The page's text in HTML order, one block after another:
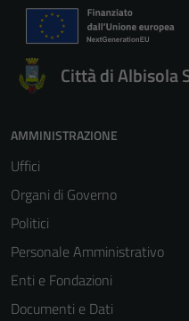
Città di Albisola
AMMINISTRAZIONE
Uffici
Organi di Governo
Politici
Personale Amministrativo
Enti e Fondazioni
Documenti e Dati